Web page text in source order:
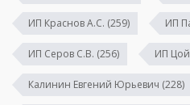
ИП Краснов А.С. (259) ИП
ИП Серов С.В. (256) ИП Цой
Калинин Евгений Юрьевич (228)